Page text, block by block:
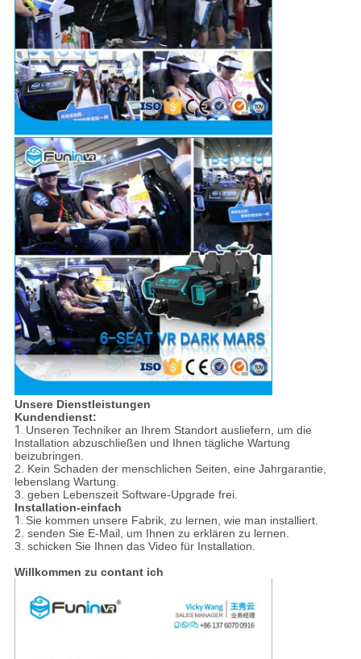
Unsere Dienstleistungen
Kundendienst:
1. Unseren Techniker an Ihrem Standort ausliefern, um die
Installation abzuschließen und Ihnen tägliche Wartung
beizubringen.
2. Kein Schaden der menschlichen Seiten, eine Jahrgarantie,
lebenslang Wartung.
3. geben Lebenszeit Software-Upgrade frei.
Installation-einfach
1. Sie kommen unsere Fabrik, zu lernen, wie man installiert.
2. senden Sie E-Mail, um Ihnen zu erklären zu lernen.
3. schicken Sie Ihnen das Video für Installation.
Willkommen zu contant ich